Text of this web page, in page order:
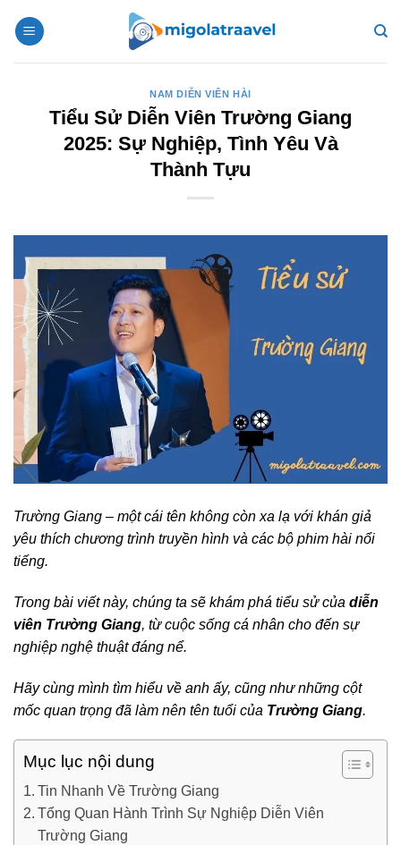
qua
NAM DIỄN VIÊN HÀI
Tiểu Sử Diễn Viên Trường Giang
2025: Sự Nghiệp, Tình Yêu Và
Thành Tựu
Trường Giang – một cái tên không còn xa lạ với khán giả
yêu thích chương trình truyền hình và các bộ phim hài nổi
tiếng.
Trong bài viết này, chúng ta sẽ khám phá tiểu sử của diễn
viên Trường Giang, từ cuộc sống cá nhân cho đến sự
nghiệp nghệ thuật đáng nể.
Hãy cùng mình tìm hiểu về anh ấy, cũng như những cột
mốc quan trọng đã làm nên tên tuổi của Trường Giang.
Mục lục nội dung
Tin Nhanh Về Trường Giang
Tổng Quan Hành Trình Sự Nghiệp Diễn Viên
Trường Giang